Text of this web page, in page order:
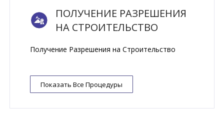
ПОЛУЧЕНИE РАЗРЕШЕНИЯ
НА СТРОИТЕЛЬСТВО
Получениe Разрешения на Строительство
Показать Все Процедуры